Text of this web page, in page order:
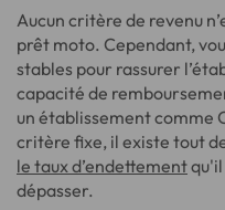
Aucun critère de revenu
prêt moto. Cependant,
stables pour rassurer
capacité de
un établissement comme
critère fixe, il existe tout
le taux d’endettement
dépasser.